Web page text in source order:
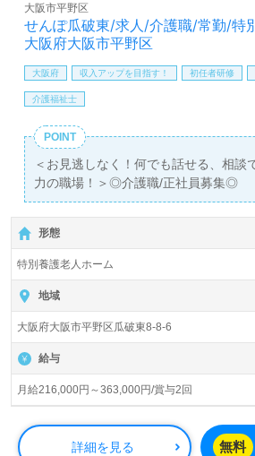
相談可能です。転職相談、求人紹介、
料サービスをご利用いただけます。＜
あり！＞"転職支援"のプロと一緒に転
せお待ちしております。
せんぽ瓜破東/求人/介護職/常勤/特
大阪府大阪市平野区
大阪市平野区
大阪府 収入アップを目指す！ 初任者研修
介護福祉士
POINT
＜お見逃しなく！何でも話せる、相談
力の職場！＞◎介護職/正社員募集◎
【月給216,000円～363,000円 /賞与2
上有資格者向け求人＊『出戸駅』徒歩
入居定員54名（10名×1ユニット/全室
人ホームせんぽ瓜破東』社会福祉法人
府大阪市） 様の運営です。大阪府を中
ーム、ショートステイ、居宅介護支援
ます。
日々』を大切に、あたたかで心のこも
る事業所様！◎
看護助手や介護職経験のある方をお迎
老人ホームでの勤務経験は問いません
形態
特別養護老人ホーム
地域
大阪府大阪市平野区瓜破東8-8-6
給与
月給216,000円～363,000円/賞与2回
詳細を見る 無料